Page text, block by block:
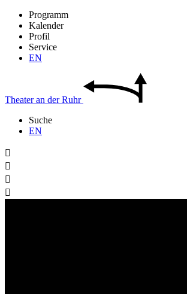
Programm
Kalender
Profil
Service
EN
Theateran derRuhr
Suche
EN



